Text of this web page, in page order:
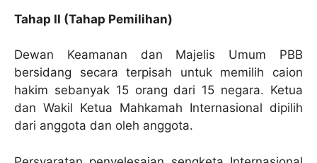
Tahap II (Tahap Pemilihan)
Dewan Keamanan dan Majelis Umum PBB
bersidang secara terpisah untuk memilih caion
hakim sebanyak 15 orang dari 15 negara. Ketua
dan Wakil Ketua Mahkamah Internasional dipilih
dari anggota dan oleh anggota.